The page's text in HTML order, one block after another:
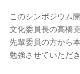
このシンポジウム
文化委員長の高橋
先輩委員の方から
勉強させていただ